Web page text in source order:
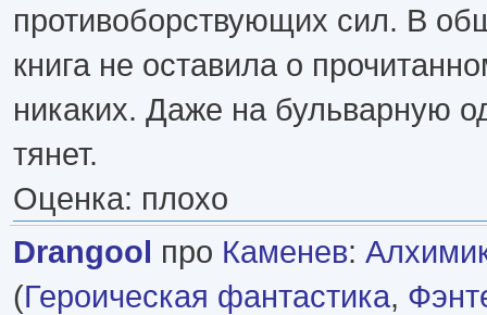
противоборствующих сил. В
книга не оставила о
никаких. Даже на бульварную
тянет.
Оценка: плохо
Drangool про Каменев:
(Героическая фантастика,